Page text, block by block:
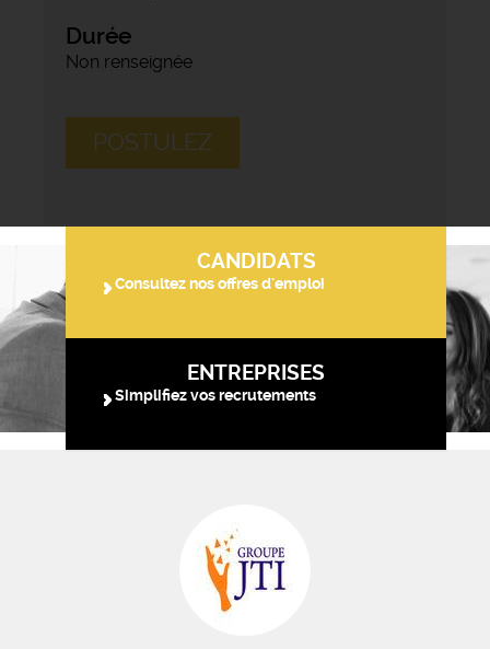
Durée
Non renseignée
POSTULEZ
CANDIDATS
Consultez nos offres d'emploi
ENTREPRISES
Simplifiez vos recrutements